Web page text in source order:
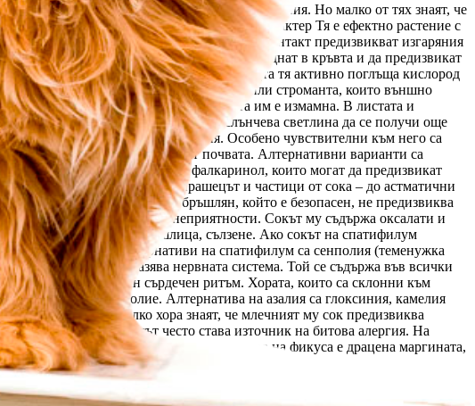
привличат феновете на домашните растения. Но малко от тях знаят, че
– тропическа красота с отровен характер Тя е ефектно растение с
и фермента дифенбахин, които при контакт предизвикват изгаряния
на кожата, токсините й могат да попаднат в кръвта и да предизвикат
влоши качеството на въздуха. През нощта тя активно поглъща кислород
на дифенбахия са маранта или строманта, които външно
изглеждат разкошно, но красотата им е измамна. В листата и
изгаряне на кожата, а на слънчева светлина да се получи още
болки в корема, гадене и аритмия. Особено чувствителни към него са
дъжда и вятъра и замърсяват почвата. Алтернативни варианти са
му съдържат сапонини и фалкаринол, които могат да предизвикат
доведе до бронхоспазъм, а прашецът и частици от сока – до астматични
може да бъде восъчният бръшлян, който е безопасен, не предизвиква
да бъде източник на неприятности. Сокът му съдържа оксалати и
хора хрема, кихане, кашлица, сълзене. Ако сокът на спатифилум
привлекателен. Алтернативи на спатифилум са сенполия (теменужка
който поразява нервната система. Той се съдържа във всички
спазми и нарушен сърдечен ритъм. Хората, които са склонни към
гадене и главоболие. Алтернатива на азалия са глоксиния, камелия
популярен, но малко хора знаят, че млечният му сок предизвиква
фотодермит. Фикусът често става източник на битова алергия. На
кихане и кашлица. Алтернатива на фикуса е драцена маргината,